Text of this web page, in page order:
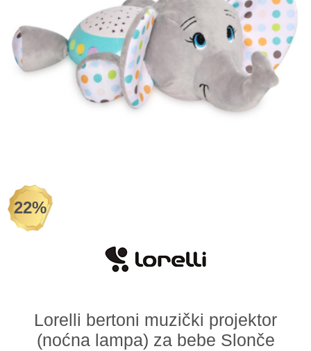
Hranilice, flašice i cucle
Monitori, Ogradice i tricikli
Posteljine, vrećice i baldahini
AKCIJA
Prodavnica
22%
Lorelli bertoni muzički projektor
(noćna lampa) za bebe Slonče